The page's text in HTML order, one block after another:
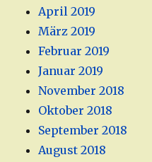
April 2019
März 2019
Februar 2019
Januar 2019
November 2018
Oktober 2018
September 2018
August 2018